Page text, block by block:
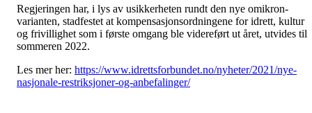
Regjeringen har, i lys av usikkerheten rundt den nye omikron-
varianten, stadfestet at kompensasjonsordningene for idrett, kultur
og frivillighet som i første omgang ble videreført ut året, utvides til
sommeren 2022.
Les mer her: https://www.idrettsforbundet.no/nyheter/2021/nye-
nasjonale-restriksjoner-og-anbefalinger/